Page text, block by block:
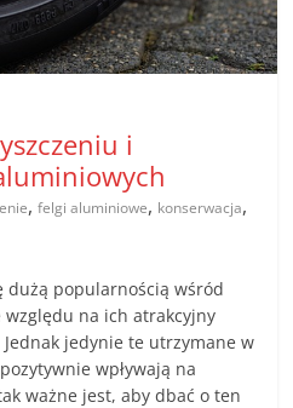
i
,felgi aluminiowe, konserwacja,
dużą popularnością wśród
względu na ich atrakcyjny
jedynie te utrzymane w
wpływają na
ważne jest, aby dbać o ten